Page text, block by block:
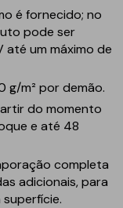
é fornecido; no
pode ser
até um máximo de
g/m² por demão.
do momento
e até 48
completa
adicionais, para